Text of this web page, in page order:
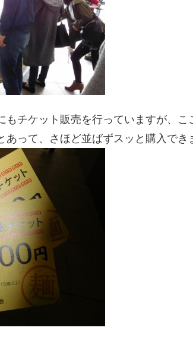
チケット販売を行っていますが、こ
あって、さほど並ばずスッと購入でき